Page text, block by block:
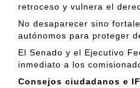
retroceso y vulnera el
No desaparecer sino
autónomos para proteger
El Senado y el Ejecutivo
inmediato a los
Consejos ciudadanos e